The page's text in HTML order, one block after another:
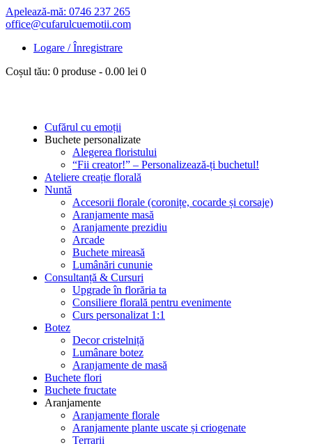
Apelează-mă: 0746 237 265
office@cufarulcuemotii.com
Logare / Înregistrare
Coșul tău: 0 produse - 0.00 lei 0
Cufărul cu emoții
Buchete personalizate
Alegerea floristului
“Fii creator!” – Personalizează-ți buchetul!
Ateliere creație florală
Nuntă
Accesorii florale (coronițe, cocarde și corsaje)
Aranjamente masă
Aranjamente prezidiu
Arcade
Buchete mireasă
Lumânări cununie
Consultanță & Cursuri
Upgrade în florăria ta
Consiliere florală pentru evenimente
Curs personalizat 1:1
Botez
Decor cristelniță
Lumânare botez
Aranjamente de masă
Buchete flori
Buchete fructate
Aranjamente
Aranjamente florale
Aranjamente plante uscate și criogenate
Terrarii